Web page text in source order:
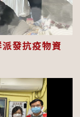
發抗疫物資